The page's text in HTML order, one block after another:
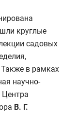
круглые
садовых
Также в рамках
научно-
Центра
В. Г.